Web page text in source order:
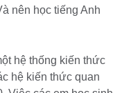
nên học tiếng Anh
hệ thống kiến thức
hệ kiến thức quan